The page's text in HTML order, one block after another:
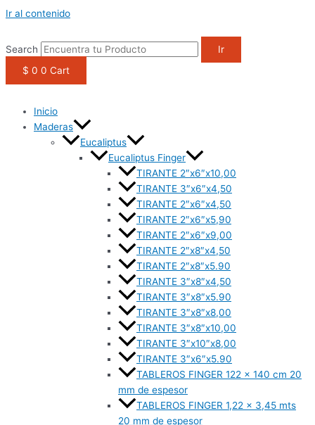
Ir al contenido
Search
Ir
$ 0 0 Cart
Inicio
Maderas
Eucaliptus
Eucaliptus Finger
TIRANTE 2″x6″x10,00
TIRANTE 3″x6″x4,50
TIRANTE 2″x6″x4,50
TIRANTE 2″x6″x5,90
TIRANTE 2″x6″x9,00
TIRANTE 2″x8″x4,50
TIRANTE 2″x8″x5.90
TIRANTE 3″x8″x4,50
TIRANTE 3″x8″x5.90
TIRANTE 3″x8″x8,00
TIRANTE 3″x8″x10,00
TIRANTE 3″x10″x8,00
TIRANTE 3″x6″x5.90
TABLEROS FINGER 122 x 140 cm 20
mm de espesor
TABLEROS FINGER 1,22 x 3,45 mts
20 mm de espesor